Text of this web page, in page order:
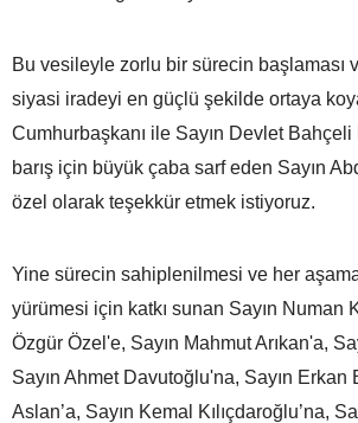
Bu vesileyle zorlu bir sürecin başlaması
siyasi iradeyi en güçlü şekilde ortaya
Cumhurbaşkanı ile Sayın Devlet
barış için büyük çaba sarf eden Sayın
özel olarak teşekkür etmek istiyoruz.
Yine sürecin sahiplenilmesi ve her
yürümesi için katkı sunan Sayın Numan
Özgür Özel'e, Sayın Mahmut Arıkan'a,
Sayın Ahmet Davutoğlu'na, Sayın Erkan
Aslan’a, Sayın Kemal Kılıçdaroğlu’na,